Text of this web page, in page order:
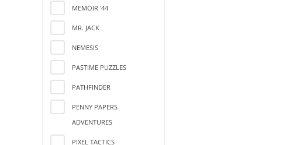
MEMOIR '44
MR. JACK
NEMESIS
PASTIME PUZZLES
PATHFINDER
PENNY PAPERS
ADVENTURES
PIXEL TACTICS